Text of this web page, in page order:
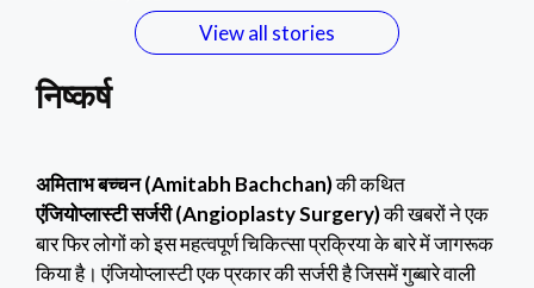
View all stories
निष्कर्ष
अमिताभ बच्चन (Amitabh Bachchan)की कथित
एंजियोप्लास्टी सर्जरी (Angioplasty Surgery)की खबरों ने एक
बार फिर लोगों को इस महत्वपूर्ण चिकित्सा प्रक्रिया के बारे में जागरूक
किया है। एंजियोप्लास्टी एक प्रकार की सर्जरी है जिसमें गुब्बारे वाली